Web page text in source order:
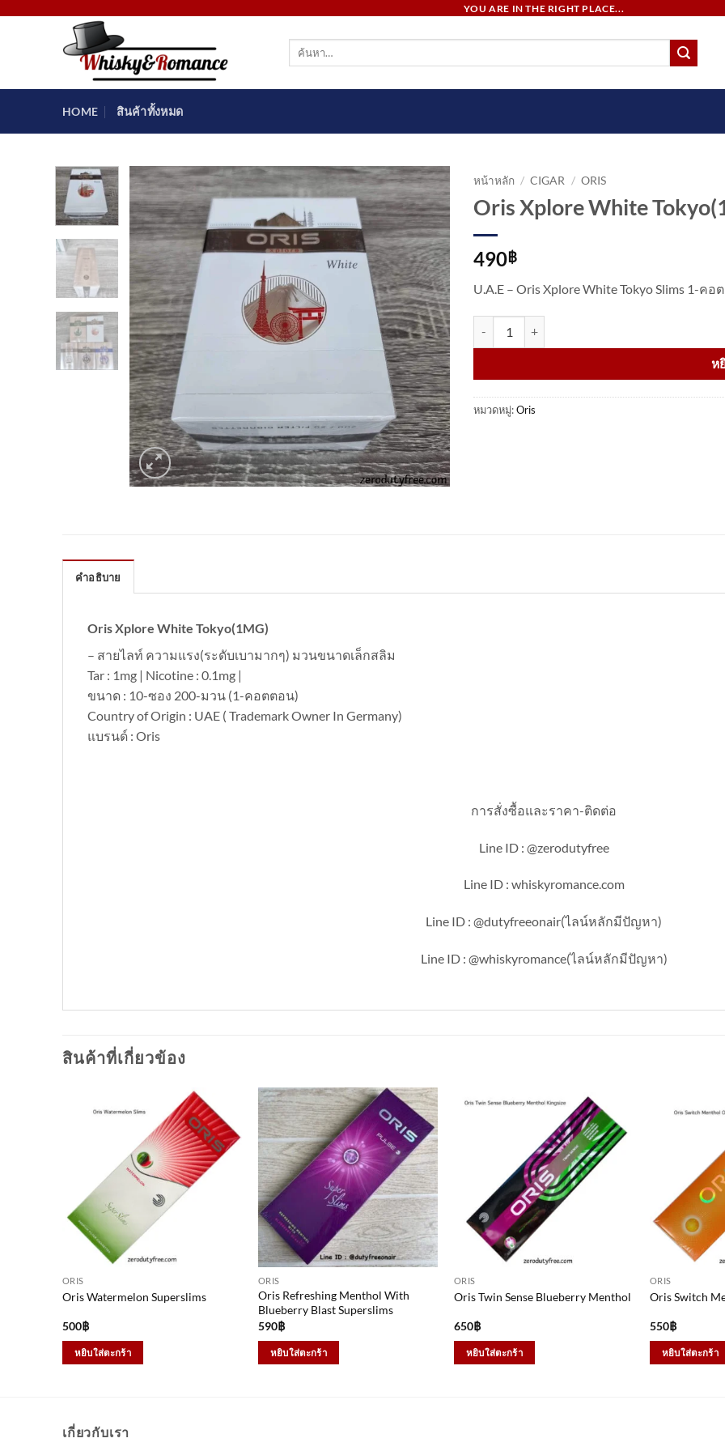
YOU ARE IN THE RIGHT PLACE...
ค้นหา:
HOME สินค้าทั้งหมด
หน้าหลัก / CIGAR / ORIS
Oris Xplore White
490฿
U.A.E – Oris Xplore White Tokyo Slims 1-คอ
ห
หมวดหมู่:Oris
คำอธิบาย
Oris Xplore White Tokyo(1MG)
– สายไลท์ ความแรง(ระดับเบามากๆ) มวนขนาดเล็กสลิม
Tar : 1mg | Nicotine : 0.1mg |
ขนาด : 10-ซอง 200-มวน (1-คอตตอน)
Country of Origin : UAE ( Trademark Owner In Germany)
แบรนด์ : Oris
การสั่งซื้อและราคา-ติดต่อ
Line ID : @zerodutyfree
Line ID : whiskyromance.com
Line ID : @dutyfreeonair(ไลน์หลักมีปัญหา)
Line ID : @whiskyromance(ไลน์หลักมีปัญหา)
สินค้าที่เกี่ยวข้อง
ORIS
Oris Watermelon Superslims
500฿
หยิบใส่ตะกร้า
ORIS
Oris Refreshing Menthol With
Blueberry Blast Superslims
590฿
หยิบใส่ตะกร้า
ORIS
Oris Twin Sense Blueberry Menthol
650฿
หยิบใส่ตะกร้า
ORIS
Oris Switch
550฿
หยิบใส่ตะกร้า
เกี่ยวกับเรา